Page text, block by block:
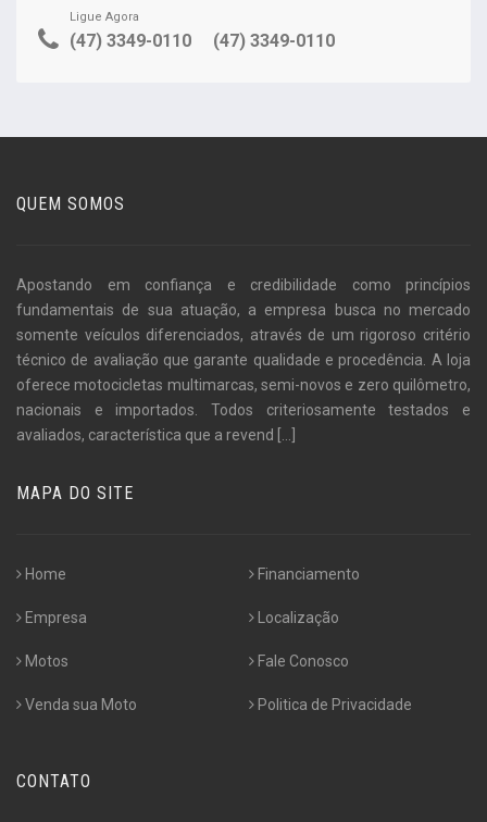
Ligue Agora
(47) 3349-0110 (47) 3349-0110
QUEM SOMOS
Apostando em confiança e credibilidade como princípios
fundamentais de sua atuação, a empresa busca no mercado
somente veículos diferenciados, através de um rigoroso critério
técnico de avaliação que garante qualidade e procedência. A loja
oferece motocicletas multimarcas, semi-novos e zero quilômetro,
nacionais e importados. Todos criteriosamente testados e
avaliados, característica que a revend [...]
MAPA DO SITE
Home
Empresa
Motos
Venda sua Moto
Financiamento
Localização
Fale Conosco
Politica de Privacidade
CONTATO